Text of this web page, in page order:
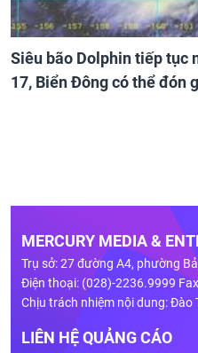
Siêu bão Dolphin tiếp tục
17, Biển Đông có thể đón
MERCURY MEDIA &
Trụ sở: 27 đường A4, phường
Điện thoại: (028)-2236.9999
Chịu trách nhiệm nội dung: Đào
LIÊN HỆ QUẢNG CÁO